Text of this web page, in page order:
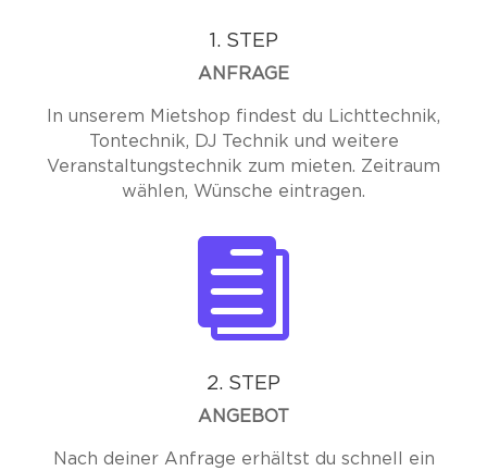
1. STEP
ANFRAGE
In unserem Mietshop findest du Lichttechnik,
Tontechnik, DJ Technik und weitere
Veranstaltungstechnik zum mieten. Zeitraum
wählen, Wünsche eintragen.

2. STEP
ANGEBOT
Nach deiner Anfrage erhältst du schnell ein